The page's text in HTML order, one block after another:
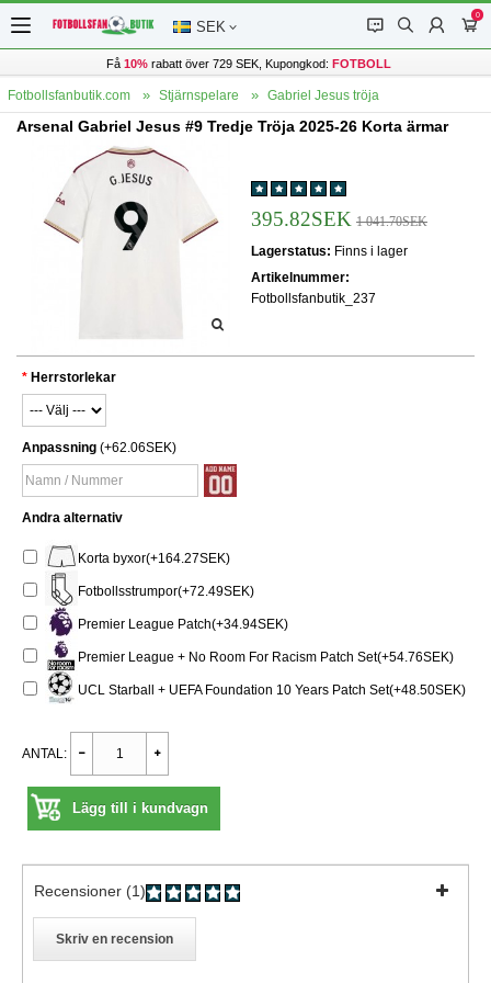
SEK 󰂱 󰂨 󰃳
0
󰃦
Få 10%rabatt över 729 SEK, Kupongkod: FOTBOLL
Fotbollsfanbutik.com Stjärnspelare Gabriel Jesus tröja
Arsenal Gabriel Jesus #9 Tredje Tröja 2025-26 Korta ärmar
395.82SEK 1 041.70SEK
Lagerstatus: Finns i lager
Artikelnummer:
Fotbollsfanbutik_237
Herrstorlekar
Anpassning (+62.06SEK)
Andra alternativ
Korta byxor(+164.27SEK)
Fotbollsstrumpor(+72.49SEK)
Premier League Patch(+34.94SEK)
Premier League + No Room For Racism Patch Set(+54.76SEK)
UCL Starball + UEFA Foundation 10 Years Patch Set(+48.50SEK)
ANTAL:
Lägg till i kundvagn
Recensioner (1)
Skriv en recension